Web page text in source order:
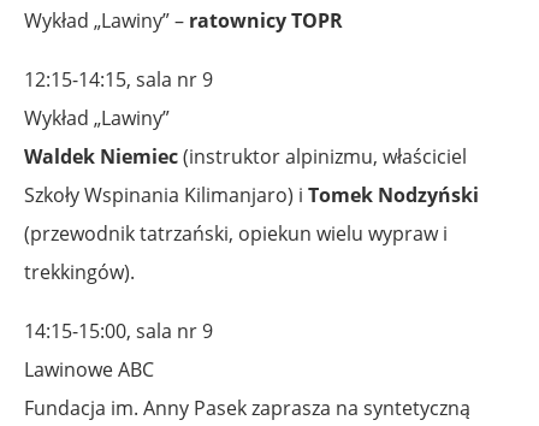
Wykład „Lawiny” – ratownicy TOPR
12:15-14:15, sala nr 9
Wykład „Lawiny”
Waldek Niemiec(instruktor alpinizmu, właściciel
Szkoły Wspinania Kilimanjaro) i Tomek Nodzyński
(przewodnik tatrzański, opiekun wielu wypraw i
trekkingów).
14:15-15:00, sala nr 9
Lawinowe ABC
Fundacja im. Anny Pasek zaprasza na syntetyczną